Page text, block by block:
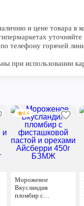
и цене товара в
уточняйте
телефону горячей
при использовании
4.4
Мороженое
Вкусландия
пломбир с